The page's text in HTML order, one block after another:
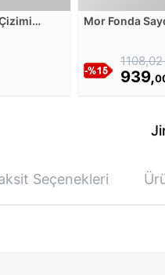
Mor Fonda
939,
Seçenekleri